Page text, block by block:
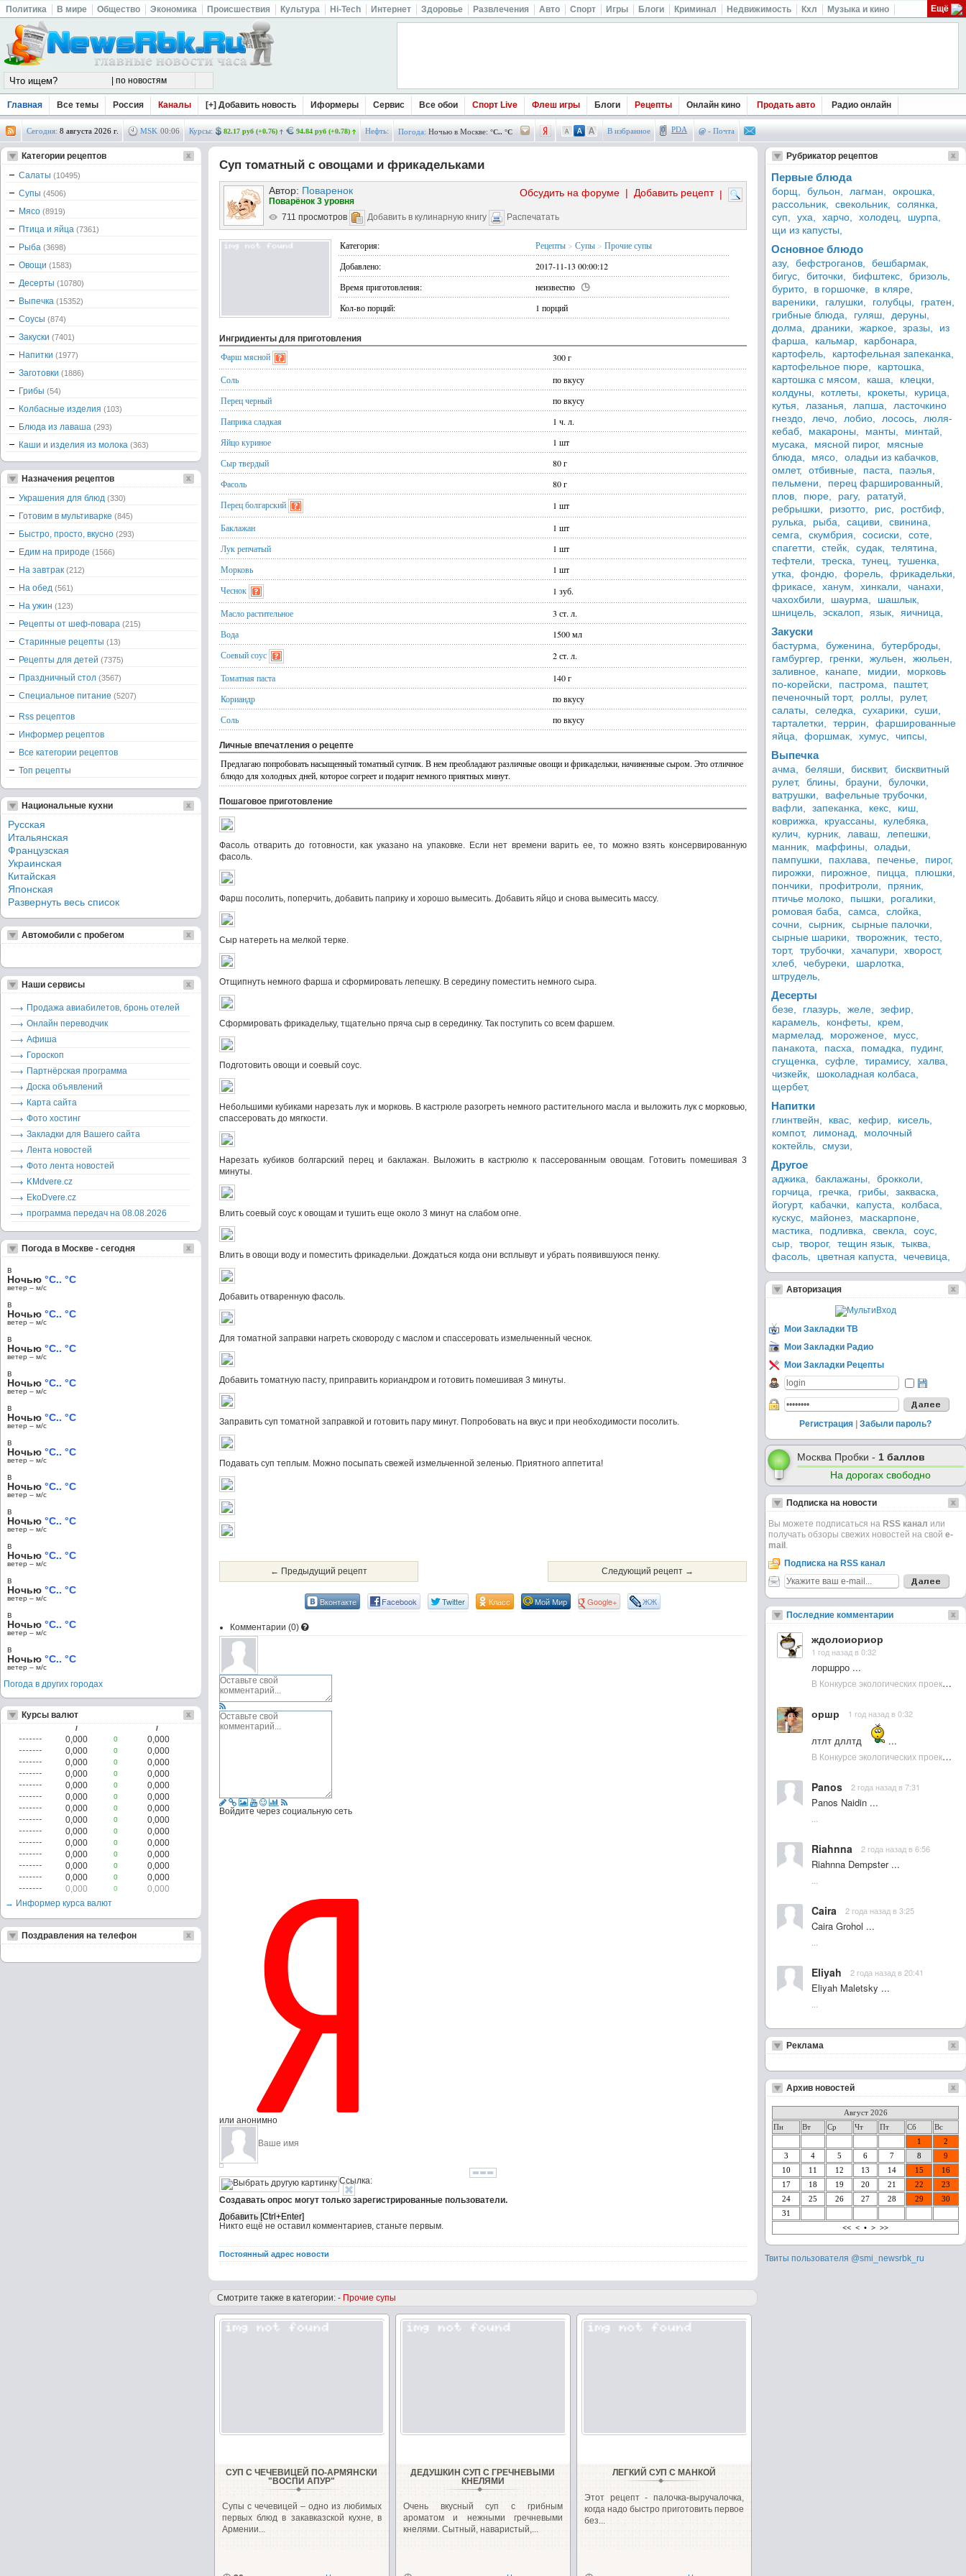
Политика В мире Общество Экономика Происшествия Культура Hi-Tech Интернет Здоровье Развлечения Авто Спорт Игры Блоги Криминал Недвижимость Кхл Музыка и кино Ещё
Главная Все темы Россия Каналы [+] Добавить новость Иформеры Сервис Все обои Спорт Live Флеш игры Блоги Рецепты Онлайн кино Продать авто Радио онлайн
Сегодня: 8 августа 2026 г. MSK 00:06 Курсы: 82.17 руб (+0.76) 94.84 руб (+0.78) Нефть: Погода: Ночью в Москве: °C.. °C В избранное PDA @ - Почта
Суп томатный с овощами и фрикадельками
Автор: Поваренок |
Добавить рецепт
|
Обсудить на форуме
Поварёнок 3 уровня
711 просмотров
Добавить в кулинарную книгу Распечатать
Категория: Рецепты > Супы > Прочие супы
Добавлено:
2017-11-13 00:00:12
Время приготовления:
неизвестно
Кол-во порций:
1 порций
Ингридиенты для приготовления
Фарш мясной
300 г
Соль
по вкусу
Перец черный
по вкусу
Паприка сладкая
1 ч. л.
Яйцо куриное
1 шт
Сыр твердый
80 г
Фасоль
80 г
Перец болгарский
1 шт
Баклажан
1 шт
Лук репчатый
1 шт
Морковь
1 шт
Чеснок
1 зуб.
Масло растительное
3 ст. л.
Вода
1500 мл
Соевый соус
2 ст. л.
Томатная паста
140 г
Кориандр
по вкусу
Соль
по вкусу
Личные впечатления о рецепте
Предлагаю попробовать насыщенный томатный супчик. В нем преобладают различные овощи и фрикадельки, начиненные сыром. Это отличное
блюдо для холодных дней, которое согреет и подарит немного приятных минут.
Пошаговое приготовление
Фасоль отварить до готовности, как указано на упаковке. Если нет времени варить ее, то можно взять консервированную
фасоль.
Фарш посолить, поперчить, добавить паприку и хорошо вымесить. Добавить яйцо и снова вымесить массу.
Сыр натереть на мелкой терке.
Отщипнуть немного фарша и сформировать лепешку. В середину поместить немного сыра.
Сформировать фрикадельку, тщательно пряча сыр в серединку. Так поступить со всем фаршем.
Подготовить овощи и соевый соус.
Небольшими кубиками нарезать лук и морковь. В кастрюле разогреть немного растительного масла и выложить лук с морковью,
спассеровать до мягкости.
Нарезать кубиков болгарский перец и баклажан. Выложить в кастрюлю к пассерованным овощам. Готовить помешивая 3
минуты.
Влить соевый соус к овощам и тушить еще около 3 минут на слабом огне.
Влить в овощи воду и поместить фрикадельки. Дождаться когда они всплывут и убрать появившуюся пенку.
Добавить отваренную фасоль.
Для томатной заправки нагреть сковороду с маслом и спассеровать измельченный чеснок.
Добавить томатную пасту, приправить кориандром и готовить помешивая 3 минуты.
Заправить суп томатной заправкой и готовить пару минут. Попробовать на вкус и при необходимости посолить.
Подавать суп теплым. Можно посыпать свежей измельченной зеленью. Приятного аппетита!
← Предыдущий рецепт Следующий рецепт →
Вконтакте Facebook Twitter Класс Мой Мир Google+ ЖЖ
Комментарии (0)
Войдите через социальную сеть
или анонимно
Ссылка:
Создавать опрос могут только зарегистрированные пользователи.
Никто ещё не оставил комментариев, станьте первым.
Постоянный адрес новости
Смотрите также в категории: - Прочие супы
СУП С ЧЕЧЕВИЦЕЙ ПО-АРМЯНСКИ
"ВОСПИ АПУР"
Супы с чечевицей – одно из любимых
первых блюд в закавказской кухне, в
Армении...
ДЕДУШКИН СУП С ГРЕЧНЕВЫМИ
КНЕЛЯМИ
Очень вкусный суп с грибным
ароматом и нежными гречневыми
кнелями. Сытный, наваристый,...
ЛЕГКИЙ СУП С МАНКОЙ
Этот рецепт - палочка-выручалочка,
когда надо быстро приготовить первое
без...
Категории рецептов
Салаты (10495)
Супы (4506)
Мясо (8919)
Птица и яйца (7361)
Рыба (3698)
Овощи (1583)
Десерты (10780)
Выпечка (15352)
Соусы (874)
Закуски (7401)
Напитки (1977)
Заготовки (1886)
Грибы (54)
Колбасные изделия (103)
Блюда из лаваша (293)
Каши и изделия из молока (363)
Назначения рецептов
Украшения для блюд (330)
Готовим в мультиварке (845)
Быстро, просто, вкусно (293)
Едим на природе (1566)
На завтрак (212)
На обед (561)
На ужин (123)
Рецепты от шеф-повара (215)
Старинные рецепты (13)
Рецепты для детей (7375)
Праздничный стол (3567)
Специальное питание (5207)
Rss рецептов
Информер рецептов
Все категории рецептов
Топ рецепты
Национальные кухни
Русская
Итальянская
Французская
Украинская
Китайская
Японская
Развернуть весь список
Автомобили с пробегом
Наши сервисы
Продажа авиабилетов, бронь отелей
Онлайн переводчик
Афиша
Гороскоп
Партнёрская программа
Доска объявлений
Карта сайта
Фото хостинг
Закладки для Вашего сайта
Лента новостей
Фото лента новостей
KMdvere.cz
EkoDvere.cz
программа передач на 08.08.2026
Погода в Москве - сегодня
в
Ночью °C.. °C
ветер – м/c
в
Ночью °C.. °C
ветер – м/c
в
Ночью °C.. °C
ветер – м/c
в
Ночью °C.. °C
ветер – м/c
в
Ночью °C.. °C
ветер – м/c
в
Ночью °C.. °C
ветер – м/c
в
Ночью °C.. °C
ветер – м/c
в
Ночью °C.. °C
ветер – м/c
в
Ночью °C.. °C
ветер – м/c
в
Ночью °C.. °C
ветер – м/c
в
Ночью °C.. °C
ветер – м/c
в
Ночью °C.. °C
ветер – м/c
Погода в других городах
Курсы валют
/ /
0,000 0
0,000
0,000
0
0,000
0,000
0
0,000
0,000
0
0,000
0,000
0
0,000
0,000
0
0,000
0,000
0
0,000
0,000
0
0,000
0,000
0
0,000
0,000
0
0,000
0,000
0
0,000
0,000
0
0,000
0,000
0
0,000
0,000
0
0,000
→ Информер курса валют
Поздравления на телефон
Рубрикатор рецептов
Первые блюда
борщ, бульон, лагман,
окрошка,
рассольник,
свекольник,
солянка,
суп,
уха, харчо, холодец,
шурпа,
щи из капусты,
Основное блюдо
азу, бефстроганов,
бешбармак,
бигус,
биточки, бифштекс,
бризоль,
бурито,
в горшочке,
в кляре,
вареники,
галушки, голубцы,
гратен,
грибные блюда,
гуляш,
деруны,
долма,
драники, жаркое, зразы,
из
фарша,
кальмар,
карбонара,
картофель,
картофельная запеканка,
картофельное пюре,
картошка,
картошка с мясом,
каша,
клецки,
колдуны,
котлеты, крокеты,
курица,
кутья,
лазанья, лапша,
ласточкино
гнездо,
лечо, лобио, лосось,
люля-
кебаб,
макароны, манты,
минтай,
мусака,
мясной пирог,
мясные
блюда,
мясо,
оладьи из кабачков,
омлет,
отбивные, паста,
паэлья,
пельмени,
перец фаршированный,
плов,
пюре, рагу,
рататуй,
ребрышки,
ризотто, рис,
ростбиф,
рулька,
рыба, сациви,
свинина,
семга,
скумбрия, сосиски,
соте,
спагетти,
стейк, судак,
телятина,
тефтели,
треска, тунец,
тушенка,
утка,
фондю, форель,
фрикадельки,
фрикасе,
ханум, хинкали,
чанахи,
чахохбили,
шаурма,
шашлык,
шницель,
эскалоп, язык, яичница,
Закуски
бастурма, буженина,
бутерброды,
гамбургер,
гренки, жульен,
жюльен,
заливное,
канапе, мидии,
морковь
по-корейски,
пастрома,
паштет,
печеночный торт,
роллы,
рулет,
салаты,
селедка, сухарики,
суши,
тарталетки,
террин,
фаршированные
яйца,
форшмак, хумус, чипсы,
Выпечка
ачма, беляши, бисквит,
бисквитный
рулет,
блины, брауни,
булочки,
ватрушки,
вафельные трубочки,
вафли,
запеканка, кекс,
киш,
коврижка,
круассаны,
кулебяка,
кулич,
курник, лаваш,
лепешки,
манник,
маффины,
оладьи,
пампушки,
пахлава, печенье,
пирог,
пирожки,
пирожное, пицца,
плюшки,
пончики,
профитроли,
пряник,
птичье молоко,
пышки,
рогалики,
ромовая баба,
самса,
слойка,
сочни,
сырник,
сырные палочки,
сырные шарики,
творожник,
тесто,
торт,
трубочки, хачапури,
хворост,
хлеб,
чебуреки,
шарлотка,
штрудель,
Десерты
безе, глазурь, желе,
зефир,
карамель,
конфеты,
крем,
мармелад,
мороженое,
мусс,
панакота,
пасха, помадка,
пудинг,
сгущенка,
суфле, тирамису,
халва,
чизкейк,
шоколадная колбаса,
щербет,
Напитки
глинтвейн, квас, кефир,
кисель,
компот,
лимонад,
молочный
коктейль,
смузи,
Другое
аджика, баклажаны,
брокколи,
горчица,
гречка, грибы,
закваска,
йогурт,
кабачки, капуста,
колбаса,
кускус,
майонез,
маскарпоне,
мастика,
подливка, свекла,
соус,
сыр,
творог, тещин язык,
тыква,
фасоль,
цветная капуста, чечевица,
Авторизация
Мои Закладки ТВ
Мои Закладки Радио
Мои Закладки Рецепты
Регистрация Забыли пароль?
Москва Пробки - 1 баллов
На дорогах свободно
Подписка на новости
Вы можете подписаться на RSS канал или
получать обзоры свежих новостей на свой e-
mail .
Подписка на RSS канал
Последние комментарии
ждолоиориор
1 год назад в 0:32
лоршрро ...
В Конкурсе экологических проектов в Подмосковье активно участвовала молодежь :: NewsRbk.ru...
оршр 1 год назад в 0:32
лтлт дллтд
...
В Конкурсе экологических проектов в Подмосковье активно участвовала молодежь :: NewsRbk.ru...
Panos 2 года назад в 7:31
Panos Naidin ...
Riahnna 2 года назад в 6:56
Riahnna Dempster ...
Caira 2 года назад в 3:25
Caira Grohol ...
Eliyah 2 года назад в 20:41
Eliyah Maletsky ...
Реклама
Архив новостей
Август 2026
Пн
Вт Ср Чт Пт Сб
Вс
1
2
3
4 5 6 7 8
9
10
11 12 13 14 15
16
17
18 19 20 21 22
23
24
25 26 27 28 29
30
31
<< < • > >>
Твиты пользователя @smi_newsrbk_ru